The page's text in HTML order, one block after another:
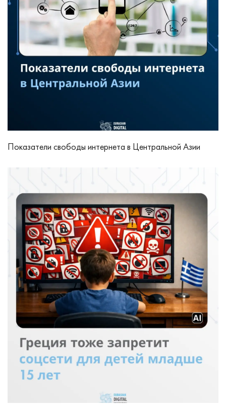
Показатели свободы интернета в Центральной Азии